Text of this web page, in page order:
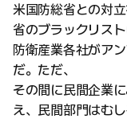
米国防総省との対
省のブラックリスト
防衛産業各社がア
だ。ただ、
その間に民間企業
え、民間部門はむし